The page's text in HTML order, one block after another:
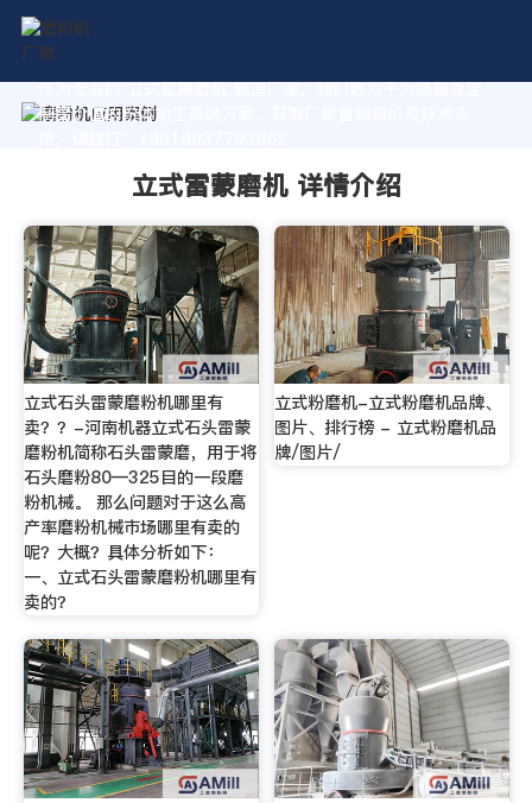
作为专业的 立式雷蒙磨机 制造厂家，我们致力于为您量身定
制高价值的粉体加工系统方案。获取厂家直销报价及技术支
立式雷蒙磨机 详情介绍
立式石头雷蒙磨粉机哪里有
卖？？-河南机器立式石头雷蒙
磨粉机简称石头雷蒙磨，用于将
石头磨粉80—325目的一段磨
粉机械。 那么问题对于这么高
产率磨粉机械市场哪里有卖的
呢？大概？具体分析如下：
一、立式石头雷蒙磨粉机哪里有
卖的？
立式粉磨机-立式粉磨机品牌、
图片、排行榜 - 立式粉磨机品
牌/图片/